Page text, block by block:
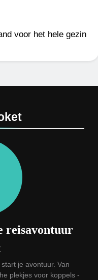
voor het hele gezin
reisavontuur
je avontuur. Van
plekjes voor koppels -